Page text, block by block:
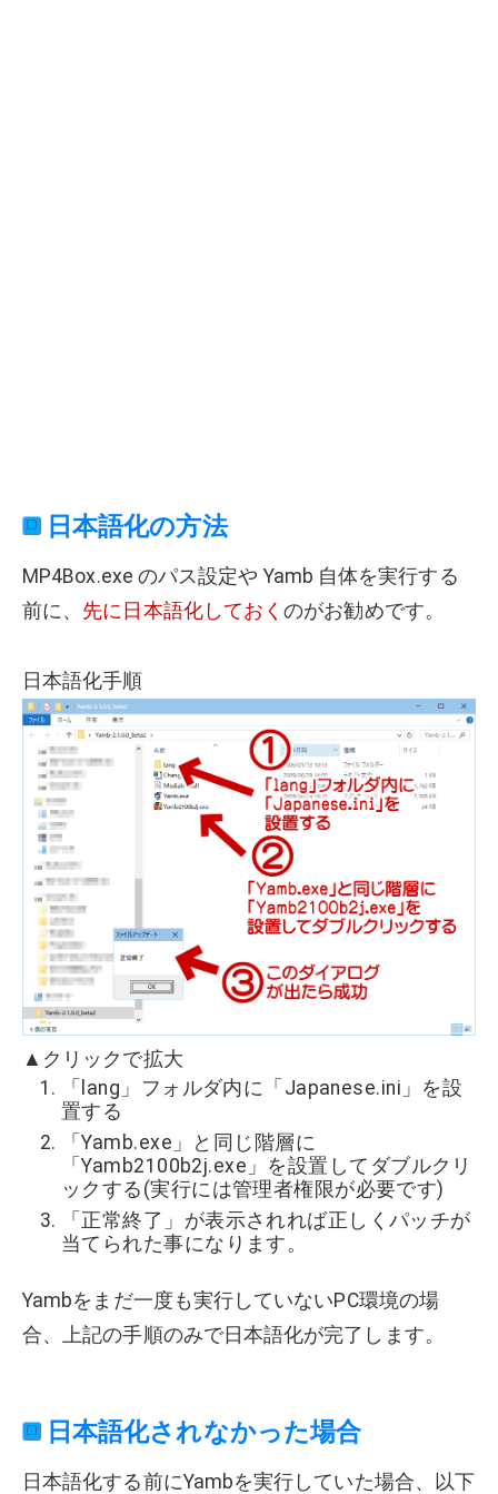
日本語化の方法
MP4Box.exe のパス設定や Yamb 自体を実行する
前に、 先に日本語化しておくのがお勧めです。
日本語化手順
▲クリックで拡大
「lang」フォルダ内に「Japanese.ini」を設
置する
「Yamb.exe」と同じ階層に
「Yamb2100b2j.exe」を設置してダブルクリ
ックする(実行には管理者権限が必要です)
「正常終了」が表示されれば正しくパッチが
当てられた事になります。
Yambをまだ一度も実行していないPC環境の場
合、上記の手順のみで日本語化が完了します。
日本語化されなかった場合
日本語化する前にYambを実行していた場合、以下